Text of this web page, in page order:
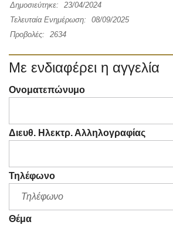
Δημοσιεύτηκε:
23/04/2024
Τελευταία Ενημέρωση:
08/09/2025
Προβολές:
2634
Με ενδιαφέρει η αγγελία
Ονοματεπώνυμο
Διευθ. Ηλεκτρ. Αλληλογραφίας
Τηλέφωνο
Θέμα